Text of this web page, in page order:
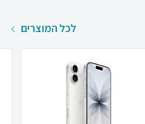
לכל המוצרים